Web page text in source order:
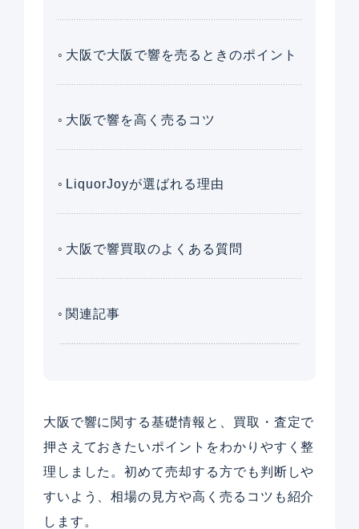
大阪で大阪で響を売るときのポイント
大阪で響を高く売るコツ
LiquorJoyが選ばれる理由
大阪で響買取のよくある質問
関連記事
大阪で響に関する基礎情報と、買取・査定で
押さえておきたいポイントをわかりやすく整
理しました。初めて売却する方でも判断しや
すいよう、相場の見方や高く売るコツも紹介
します。